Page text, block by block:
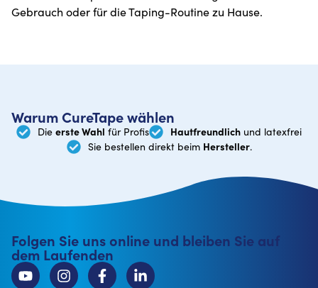
Gebrauch oder für die Taping-Routine zu Hause.
Warum CureTape wählen
Die erste Wahl für Profis Hautfreundlich und latexfrei
Sie bestellen direkt beim Hersteller.
Folgen Sie uns online und bleiben Sie auf
dem Laufenden